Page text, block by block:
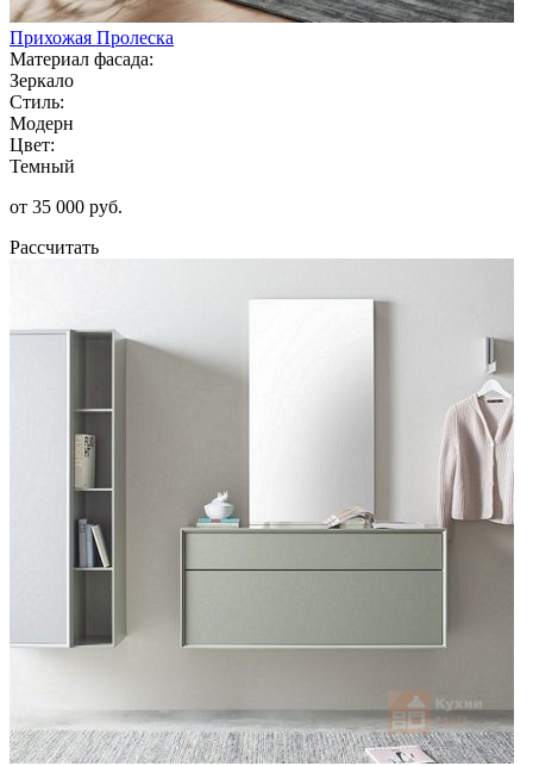
Прихожая Пролеска
Материал фасада:
Зеркало
Стиль:
Модерн
Цвет:
Темный
от 35 000 руб.
Рассчитать